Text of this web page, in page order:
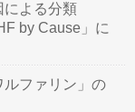
による分類
by Cause」に
ルファリン」の